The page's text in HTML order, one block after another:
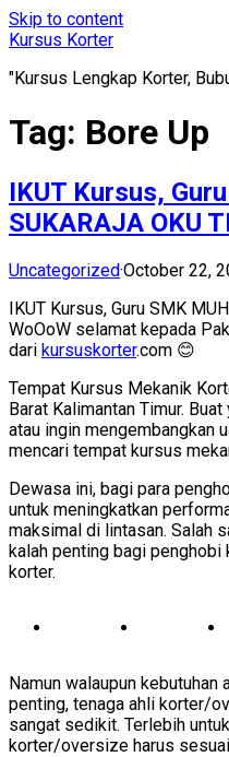
Skip to content
Kursus Korter
"Kursus Lengkap Korter,
Tag: Bore Up
IKUT Kursus,
SUKARAJA OKU
Uncategorized·October 22,
IKUT Kursus, Guru SMK
WoOoW selamat kepada
dari kursuskorter.com 😊
Tempat Kursus Mekanik
Barat Kalimantan Timur.
atau ingin mengembangkan
mencari tempat kursus
Dewasa ini, bagi para
untuk meningkatkan
maksimal di lintasan. Salah
kalah penting bagi
korter.
Namun walaupun
penting, tenaga ahli korter/
sangat sedikit. Terlebih
korter/oversize harus sesuai